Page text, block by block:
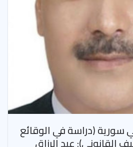
سورية (دراسة في الوقائع